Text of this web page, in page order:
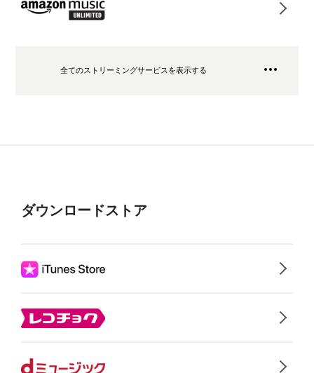
全てのストリーミングサービスを表示する
ダウンロードストア